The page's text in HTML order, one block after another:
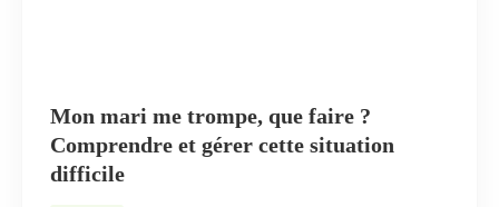
Mon mari me trompe, que faire ?
Comprendre et gérer cette situation
difficile